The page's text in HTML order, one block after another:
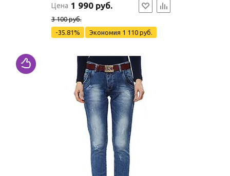
Цена 1 990 руб.
3 100 руб.
-35.81%
Экономия 1 110 руб.